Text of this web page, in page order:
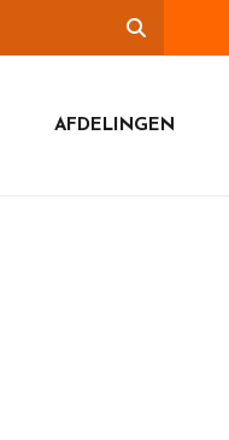
AFDELINGEN